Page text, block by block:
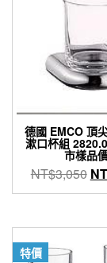
式
可
在
產
頁
面
選
擇
德國 EMCO 頂
漱口杯組
市樣品
NT$3,050 原
始
格
特價